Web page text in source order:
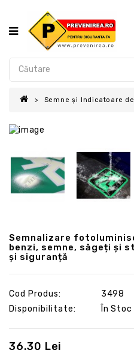
Semne și Indicatoare
Semnalizare
benzi, semne, săgeți și
și siguranță
Cod Produs:
3498
Disponibilitate:
În Stoc
36.30 Lei